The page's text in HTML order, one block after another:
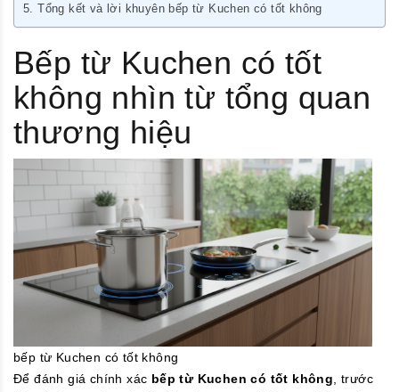
Tổng kết và lời khuyên bếp từ Kuchen có tốt không
Bếp từ Kuchen có tốt
không nhìn từ tổng quan
thương hiệu
bếp từ Kuchen có tốt không
Để đánh giá chính xác bếp từ Kuchen có tốt không, trước